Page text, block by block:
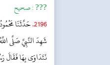
??? :صحیح
2196. حَدَّثَنَا
شَهِدَ النَّبِيَّ صَلَّى
نَتَدَاوَى بِهَا فَقَالَ